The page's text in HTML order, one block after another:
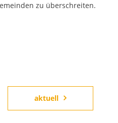
zu überschreiten.
aktuell